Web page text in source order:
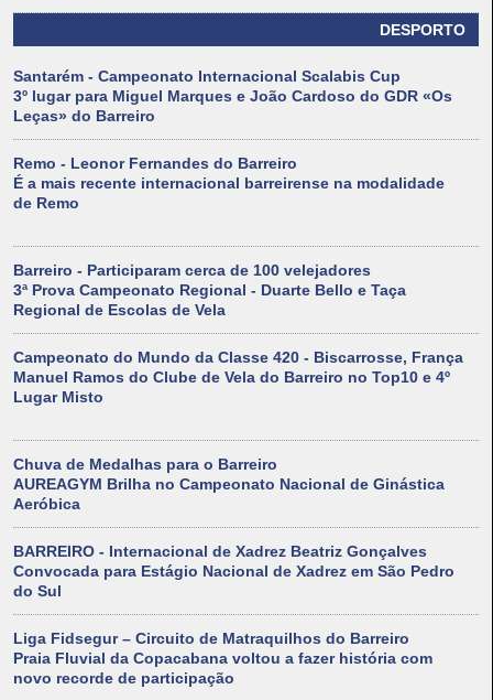
DESPORTO
Santarém - Campeonato Internacional Scalabis Cup
3º lugar para Miguel Marques e João Cardoso do GDR «Os
Leças» do Barreiro
Remo - Leonor Fernandes do Barreiro
É a mais recente internacional barreirense na modalidade
de Remo
Barreiro - Participaram cerca de 100 velejadores
3ª Prova Campeonato Regional - Duarte Bello e Taça
Regional de Escolas de Vela
Campeonato do Mundo da Classe 420 - Biscarrosse, França
Manuel Ramos do Clube de Vela do Barreiro no Top10 e 4º
Lugar Misto
Chuva de Medalhas para o Barreiro
AUREAGYM Brilha no Campeonato Nacional de Ginástica
Aeróbica
BARREIRO - Internacional de Xadrez Beatriz Gonçalves
Convocada para Estágio Nacional de Xadrez em São Pedro
do Sul
Liga Fidsegur – Circuito de Matraquilhos do Barreiro
Praia Fluvial da Copacabana voltou a fazer história com
novo recorde de participação